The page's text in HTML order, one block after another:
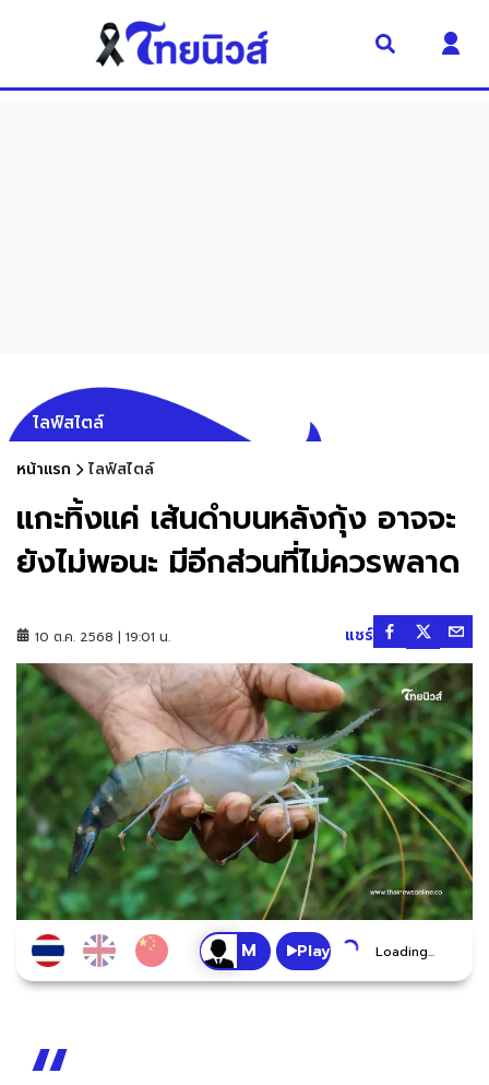
ไลฟ์สไตล์
หน้าแรก ไลฟ์สไตล์
แกะทิ้งแค่ เส้นดำบนหลังกุ้ง อาจจะ
ยังไม่พอนะ มีอีกส่วนที่ไม่ควรพลาด
10 ต.ค. 2568 | 19:01 น. แชร์
Play Loading...